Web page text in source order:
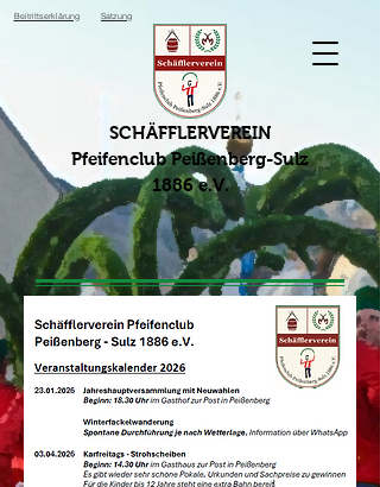
SCHÄFFLERVEREIN
Pfeifenclub Peißenberg-Sulz
1886 e.V.
Beitrittserklärung Satzung